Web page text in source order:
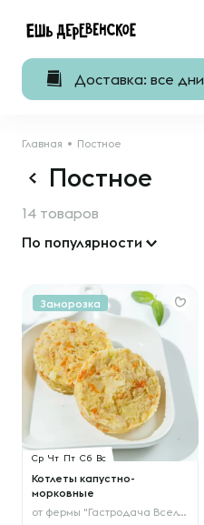
Доставка: все дни
Главная Постное
Постное
14 товаров
По популярности
Заморозка
Ср Чт Пт Сб Вс
Котлеты капустно-
морковные
от фермы "Гастродача Вселуг"